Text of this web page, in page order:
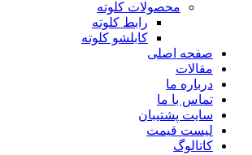
محصولات کلوته
رابط کلوته
کابلشو کلوته
صفحه اصلی
مقالات
درباره ما
تماس با ما
سایت پشتیبان
لیست قیمت
کاتالوگ